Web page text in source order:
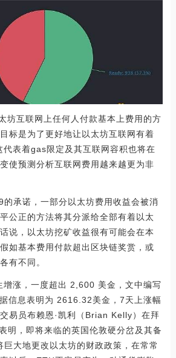
坊互联网上任何人付款基本上费用的方
标是为了更好地让以太坊互联网有着
表着gas限定及其互联网容积也将在
使预测分析互联网费用越来越更为非
承诺，一部分以太坊费用收益会被消
公正的方法将其分派给全部有着以太
说，以太坊挖矿收益很有可能会在本
如基本费用付款超出区块链奖赏，或
有不同。
增涨，一度超出 2,600 美金，文中编写
信息表明为 2616.32美金，7天上涨幅
易员布赖恩·凯利（Brian Kelly）在拜
明，即将来临的英国伦敦硬分岔及其备
大地更改以太坊的财政政策，在常常